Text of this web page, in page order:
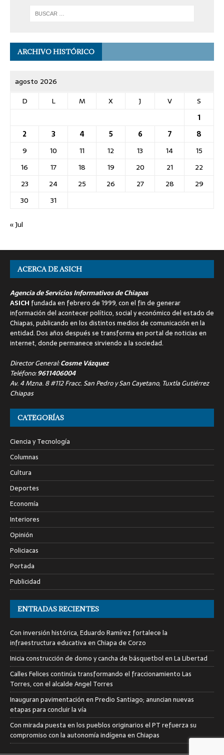
ARCHIVO HISTÓRICO
agosto 2026
D
L M X J V
S
1
2
3 4 5 6 7
8
9
10 11 12 13 14
15
16
17 18 19 20 21
22
23
24 25 26 27 28
29
30
31
« Jul
ACERCA DE ASICH
Agencia de Servicios Informativos de Chiapas
ASICH fundada en febrero de 1999, con el fin de generar
información del acontecer político, social y económico del estado de
Chiapas, publicando en los distintos medios de comunicación en la
entidad. Dos años después se transforma en portal de noticias en
internet, donde permanece sirviendo a la sociedad.
Director General:Cosme Vázquez
Teléfono:9611406004
Av. 4 Mzna. 8 #112 Fracc. San Pedro y San Cayetano, Tuxtla Gutiérrez
Chiapas
CATEGORÍAS
Ciencia y Tecnología
Columnas
Cultura
Deportes
Economía
Interiores
Opinión
Policiacas
Portada
Publicidad
ENTRADAS RECIENTES
Con inversión histórica, Eduardo Ramírez fortalece la
infraestructura educativa en Chiapa de Corzo
Inicia construcción de domo y cancha de básquetbol en La Libertad
Calles Felices continúa transformando el fraccionamiento Las
Torres, con el alcalde Angel Torres
Inauguran pavimentación en Predio Santiago; anuncian nuevas
etapas para concluir la vía
Con mirada puesta en los pueblos originarios el PT refuerza su
compromiso con la autonomía indígena en Chiapas